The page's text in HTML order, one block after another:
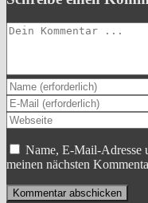
Kommentieren
Gib
deinen
Namen
oder
Benutzernamen
zum
Kommentieren
ein
Gib
deine
E-
Mail-
Adresse
zum
Kommentieren
Gib
deine
Website-
URL
(optional)
Name, E-Mail-Adresse
meinen nächsten